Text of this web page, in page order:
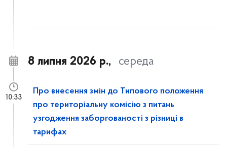
8 липня 2026 р., середа
Про внесення змін до Типового положення
про територіальну комісію з питань
узгодження заборгованості з різниці в
тарифах
10:33